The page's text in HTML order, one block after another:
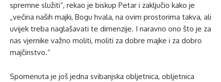
spremne služiti“, rekao je biskup Petar i zaključio kako je
„većina naših majki, Bogu hvala, na ovim prostorima takva, ali
uvijek treba naglašavati te dimenzije. I naravno ono što je za
nas vjernike važno moliti, moliti za dobre majke i za dobro
majčinstvo.“
Spomenuta je još jedna svibanjska obljetnica, obljetnica